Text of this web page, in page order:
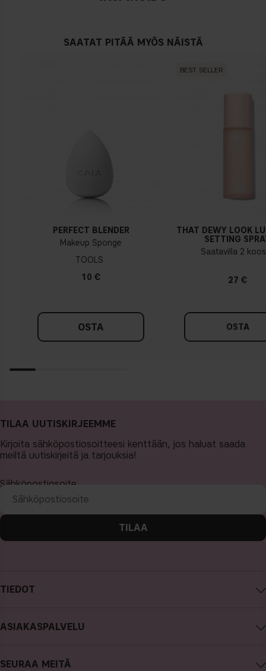
SAATAT PITÄÄ MYÖS NÄISTÄ
PERFECT BLENDER
Makeup Sponge
TOOLS
10 €
OSTA
BEST SELLER
THAT DEWY LOOK
SETTING
Saatavilla 2
27 €
OSTA
TIEDOT
Työpaikat
ASIAKASPALVELU
SEURAA MEITÄ
TILAA UUTISKIRJEEMME
Kirjoita sähköpostiosoitteesi kenttään, jos haluat saada
meiltä uutiskirjeitä ja tarjouksia!
Sähköpostiosoite
TILAA